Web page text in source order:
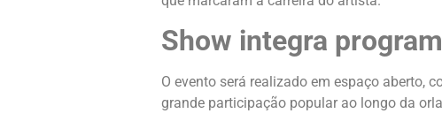
Show integra
O evento será realizado em espaço aberto,
grande participação popular ao longo da